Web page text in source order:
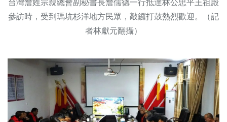
台灣詹姓宗親總會副秘書長詹儒德一行抵達林公忠平王祖殿
參訪時，受到瑪坑杉洋地方民眾，敲鑼打鼓熱烈歡迎。（記
者林獻元翻攝）